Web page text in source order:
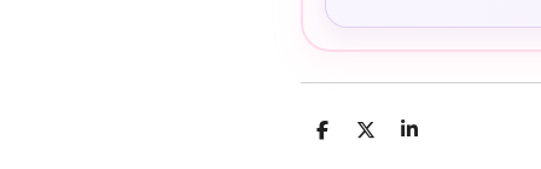
P
P
P